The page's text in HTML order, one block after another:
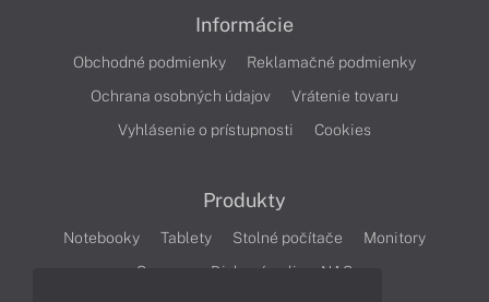
Informácie
Obchodné podmienky
Reklamačné podmienky
Ochrana osobných údajov
Vrátenie tovaru
Vyhlásenie o prístupnosti
Cookies
Produkty
Notebooky Tablety Stolné počítače
Monitory
Servery
Diskové polia a NAS